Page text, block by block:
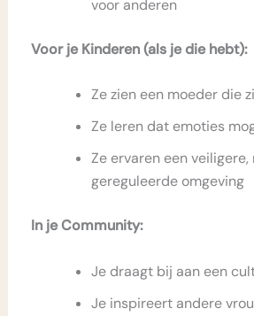
voor anderen
Voor je Kinderen (als je die hebt):
Ze zien een moeder die
Ze leren dat emoties
Ze ervaren een veiligere,
gereguleerde omgeving
In je Community:
Je draagt bij aan een
Je inspireert andere